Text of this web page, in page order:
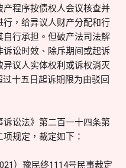
程序按债权人会议核查并
，给异议人财产分配和行
行承担。但破产法司法解
讼时效、除斥期间或起诉
议人实体权利或诉权消灭
十五日起诉期限为由驳回
讼法》第二百一十四条第
规定，裁定如下：
）豫民终1114号民事裁定